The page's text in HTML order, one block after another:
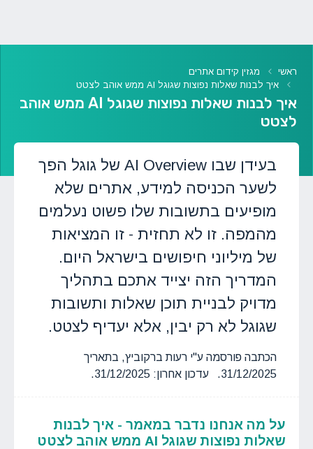
ראשי
מגזין קידום אתרים
איך לבנות שאלות נפוצות שגוגל AI ממש אוהב לצטט
איך לבנות שאלות נפוצות שגוגל AI ממש אוהב
לצטט
בעידן שבו AI Overview של גוגל הפך
לשער הכניסה למידע, אתרים שלא
מופיעים בתשובות שלו פשוט נעלמים
מהמפה. זו לא תחזית - זו המציאות
של מיליוני חיפושים בישראל היום.
המדריך הזה יצייד אתכם בתהליך
מדויק לבניית תוכן שאלות ותשובות
שגוגל לא רק יבין, אלא יעדיף לצטט.
הכתבה פורסמה ע"י רעות ברקוביץ, בתאריך
31/12/2025. עדכון אחרון: 31/12/2025.
על מה אנחנו נדבר במאמר - איך לבנות
שאלות נפוצות שגוגל AI ממש אוהב לצטט